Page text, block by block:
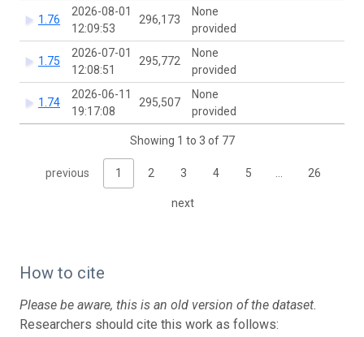
1.76
2026-08-01
12:09:53
296,173
None
provided
1.75
2026-07-01
12:08:51
295,772
None
provided
1.74
2026-06-11
19:17:08
295,507
None
provided
Showing 1 to 3 of 77
previous 1 2 3 4 5 26
next
How to cite
Please be aware, this is an old version of the dataset.
Researchers should cite this work as follows: